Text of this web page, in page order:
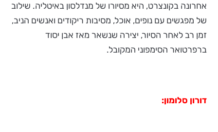
אחרונה בקונצרט, היא מסיורו של מנדלסון באיטליה. שילוב
של מפגשים עם נופים, אוכל, מסיבות ריקודים ואנשים הניב,
זמן רב לאחר הסיור, יצירה שנשאר מאז אבן יסוד
ברפרטואר הסימפוני המקובל.
דורון סלומון: